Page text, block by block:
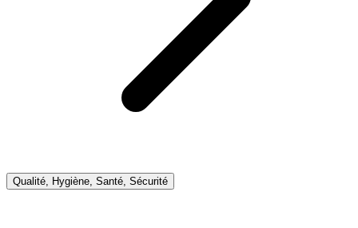
Qualité, Hygiène, Santé, Sécurité